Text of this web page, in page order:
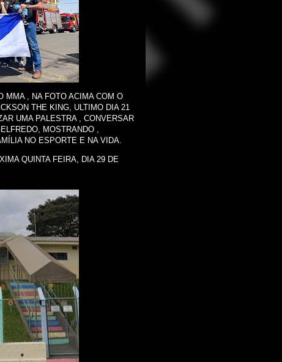
MMA , NA FOTO ACIMA COM O
THE KING, ULTIMO DIA 21
UMA PALESTRA , CONVERSAR
MOSTRANDO ,
NO ESPORTE E NA VIDA.
QUINTA FEIRA, DIA 29 DE